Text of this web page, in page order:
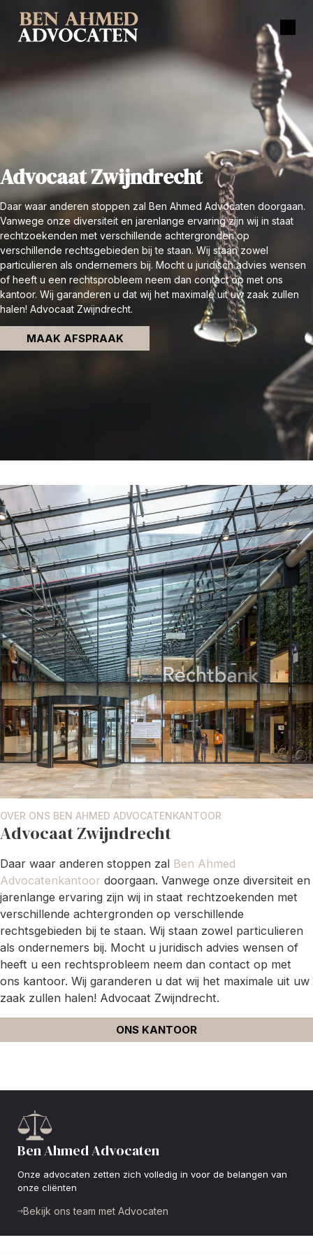
Advocaat Zwijndrecht
Daar waar anderen stoppen zal Ben Ahmed Advocaten doorgaan.
Vanwege onze diversiteit en jarenlange ervaring zijn wij in staat
rechtzoekenden met verschillende achtergronden op
verschillende rechtsgebieden bij te staan. Wij staan zowel
particulieren als ondernemers bij. Mocht u juridisch advies wensen
of heeft u een rechtsprobleem neem dan contact op met ons
kantoor. Wij garanderen u dat wij het maximale uit uw zaak zullen
halen! Advocaat Zwijndrecht.
MAAK AFSPRAAK
OVER ONS BEN AHMED ADVOCATENKANTOOR
Advocaat Zwijndrecht
Daar waar anderen stoppen zal Ben Ahmed
Advocatenkantoor doorgaan. Vanwege onze diversiteit en
jarenlange ervaring zijn wij in staat rechtzoekenden met
verschillende achtergronden op verschillende
rechtsgebieden bij te staan. Wij staan zowel particulieren
als ondernemers bij. Mocht u juridisch advies wensen of
heeft u een rechtsprobleem neem dan contact op met
ons kantoor. Wij garanderen u dat wij het maximale uit uw
zaak zullen halen! Advocaat Zwijndrecht.
ONS KANTOOR
Ben Ahmed Advocaten
Onze advocaten zetten zich volledig in voor de belangen van
onze cliënten
Bekijk ons team met Advocaten